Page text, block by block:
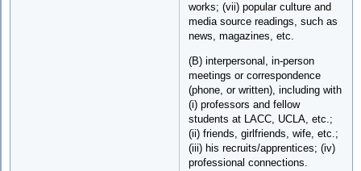
works; (vii) popular culture and
media source readings, such as
news, magazines, etc.
(B) interpersonal, in-person
meetings or correspondence
(phone, or written), including with
(i) professors and fellow
students at LACC, UCLA, etc.;
(ii) friends, girlfriends, wife, etc.;
(iii) his recruits/apprentices; (iv)
professional connections.